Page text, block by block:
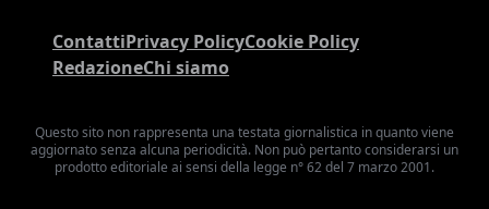
ContattiPrivacy PolicyCookie Policy
RedazioneChi siamo
Questo sito non rappresenta una testata giornalistica in quanto viene
aggiornato senza alcuna periodicità. Non può pertanto considerarsi un
prodotto editoriale ai sensi della legge n° 62 del 7 marzo 2001.